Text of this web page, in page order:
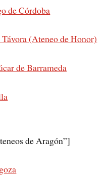
de Córdoba
(Ateneo de Honor)
de Barrameda
de Aragón”]